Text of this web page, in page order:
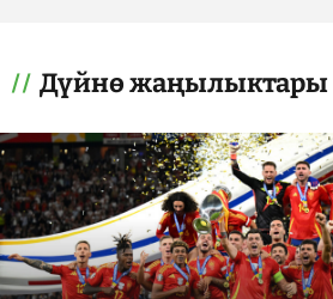
Дүйнө жаңылыктары